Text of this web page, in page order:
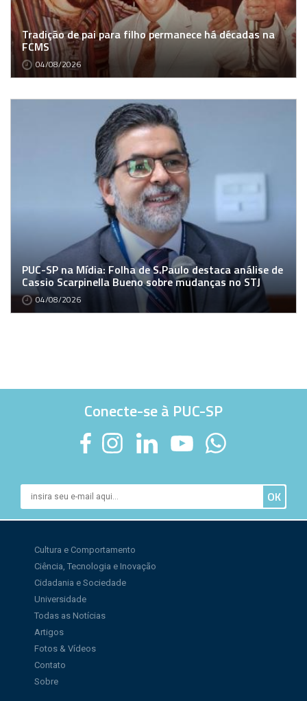
Tradição de pai para filho permanece há décadas na
FCMS
04/08/2026
PUC-SP na Mídia: Folha de S.Paulo destaca análise de
Cassio Scarpinella Bueno sobre mudanças no STJ
04/08/2026
Conecte-se à PUC-SP
Cultura e Comportamento
Ciência, Tecnologia e Inovação
Cidadania e Sociedade
Universidade
Todas as Notícias
Artigos
Fotos & Vídeos
Contato
Sobre